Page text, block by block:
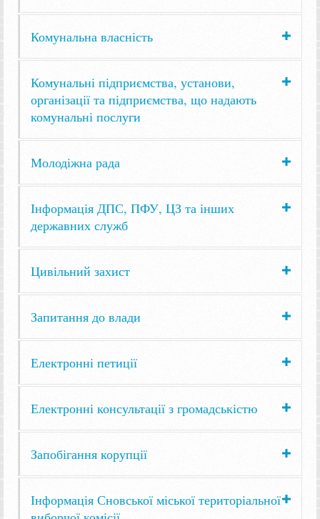
Комунальна власність
Комунальні підприємства, установи,
організації та підприємства, що надають
комунальні послуги
Молодіжна рада
Інформація ДПС, ПФУ, ЦЗ та інших
державних служб
Цивільний захист
Запитання до влади
Електронні петиції
Електронні консультації з громадськістю
Запобігання корупції
Інформація Сновської міської територіальної